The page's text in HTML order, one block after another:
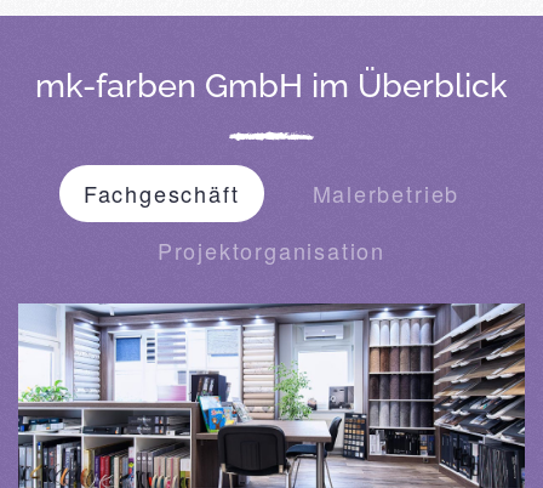
mk-farben GmbH im Überblick
Fachgeschäft
Malerbetrieb
Projektorganisation